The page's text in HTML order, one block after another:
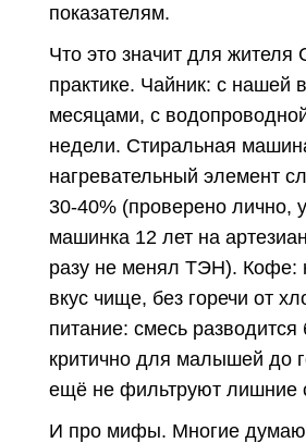
показателям.
Что это значит для жителя
практике. Чайник: с нашей
месяцами, с
недели. Стиральная
нагревательный элемент
30-40% (проверено лично,
машинка 12 лет на
разу не менял ТЭН). Кофе:
вкус чище, без горечи от
питание: смесь разводится
критично для малышей до
ещё не фильтруют лишние
И про мифы. Многие